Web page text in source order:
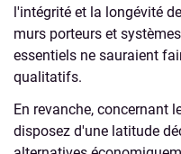
l'intégrité et la longévité
murs porteurs et
essentiels ne sauraient
qualitatifs.
En revanche, concernant
disposez d'une latitude